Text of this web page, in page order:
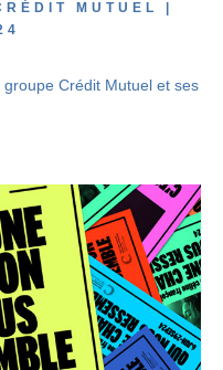
MUTUEL |
Crédit Mutuel et ses